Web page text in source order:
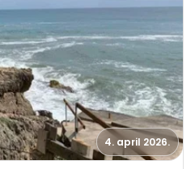
4. april 2026.